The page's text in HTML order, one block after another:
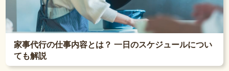
家事代行の仕事内容とは？ 一日のスケジュールについ
ても解説